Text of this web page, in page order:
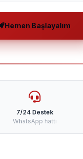
Hemen Başlayalım
7/24 Destek
WhatsApp hattı